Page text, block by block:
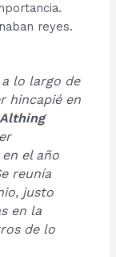
reyes.
lo largo de
hincapié en
Althing
el año
reunía
justo
en la
de lo